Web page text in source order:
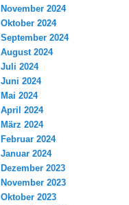
November 2024
Oktober 2024
September 2024
August 2024
Juli 2024
Juni 2024
Mai 2024
April 2024
März 2024
Februar 2024
Januar 2024
Dezember 2023
November 2023
Oktober 2023